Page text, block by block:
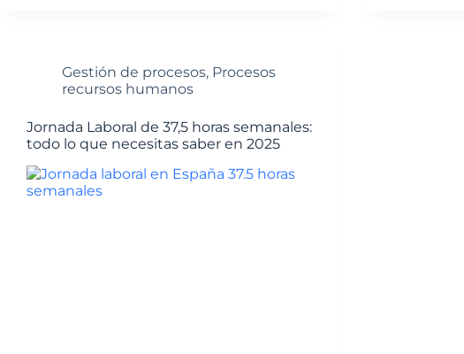
Gestión de procesos, Procesos
recursos humanos
Jornada Laboral de 37,5 horas semanales:
todo lo que necesitas saber en 2025